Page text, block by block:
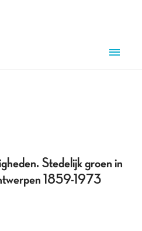
Stedelijk groen in
1859-1973